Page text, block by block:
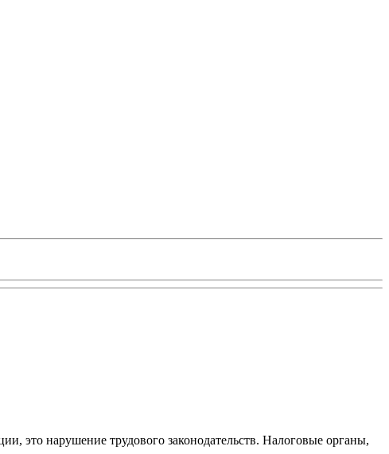
это нарушение трудового законодательств. Налоговые органы,